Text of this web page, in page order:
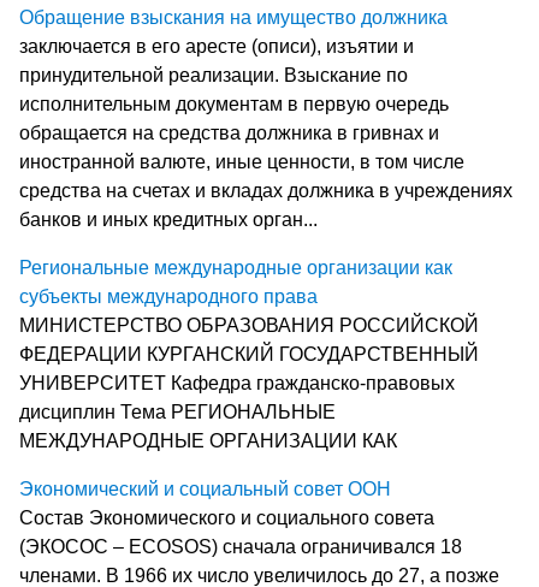
Обращение взыскания на имущество должника
заключается в его аресте (описи), изъятии и
принудительной реализации. Взыскание по
исполнительным документам в первую очередь
обращается на средства должника в гривнах и
иностранной валюте, иные ценности, в том числе
средства на счетах и вкладах должника в учреждениях
банков и иных кредитных орган...
Региональные международные организации как
субъекты международного права
МИНИСТЕРСТВО ОБРАЗОВАНИЯ РОССИЙСКОЙ
ФЕДЕРАЦИИ КУРГАНСКИЙ ГОСУДАРСТВЕННЫЙ
УНИВЕРСИТЕТ Кафедра гражданско-правовых
дисциплин Тема РЕГИОНАЛЬНЫЕ
МЕЖДУНАРОДНЫЕ ОРГАНИЗАЦИИ КАК
Экономический и социальный совет ООН
Состав Экономического и социального совета
(ЭКОСОС – ECOSOS) сначала ограничивался 18
членами. В 1966 их число увеличилось до 27, а позже